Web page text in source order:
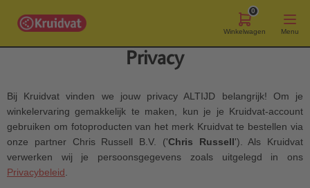
0
Winkelwagen Menu
Privacy
Bij Kruidvat vinden we jouw privacy ALTIJD belangrijk! Om je
winkelervaring gemakkelijk te maken, kun je je Kruidvat-account
gebruiken om fotoproducten van het merk Kruidvat te bestellen via
onze partner Chris Russell B.V. ('Chris Russell'). Als Kruidvat
verwerken wij je persoonsgegevens zoals uitgelegd in ons
Privacybeleid